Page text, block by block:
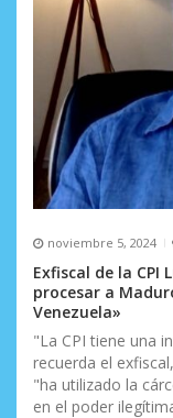
noviembre 5, 2024
Exfiscal de la CPI
procesar a
Venezuela»
"La CPI tiene una
recuerda el
"ha utilizado la
en el poder